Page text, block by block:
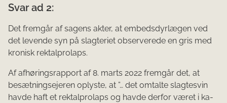
Svar ad 2:
Det fremgår af sagens akter, at embedsdyrlægen ved
det levende syn på slagteriet observerede en gris med
kronisk rektalprolaps.
Af afhøringsrapport af 8. marts 2022 fremgår det, at
besætningsejeren oplyste, at ”… det omtalte slagtesvin
havde haft et rektalprolaps og havde derfor været i ka­